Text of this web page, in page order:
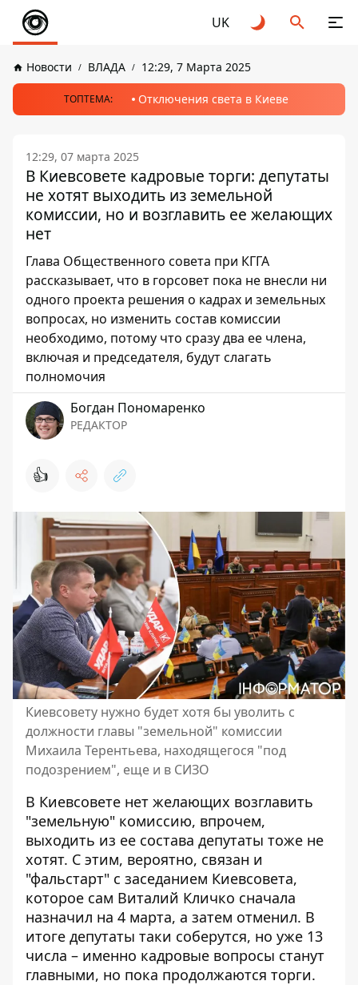
UK
Новости ВЛАДА 12:29, 7 Марта 2025
ТОПТЕМА: Отключения света в Киеве
12:29, 07 марта 2025
В Киевсовете кадровые торги: депутаты
не хотят выходить из земельной
комиссии, но и возглавить ее желающих
нет
Глава Общественного совета при КГГА
рассказывает, что в горсовет пока не внесли ни
одного проекта решения о кадрах и земельных
вопросах, но изменить состав комиссии
необходимо, потому что сразу два ее члена,
включая и председателя, будут слагать
полномочия
Богдан Пономаренко
РЕДАКТОР
👍
Киевсовету нужно будет хотя бы уволить с
должности главы "земельной" комиссии
Михаила Терентьева, находящегося "под
подозрением", еще и в СИЗО
В Киевсовете нет желающих возглавить
"земельную" комиссию, впрочем,
выходить из ее состава депутаты тоже не
хотят. С этим, вероятно, связан и
"фальстарт" с заседанием Киевсовета,
которое сам Виталий Кличко сначала
назначил на 4 марта, а затем отменил. В
итоге депутаты таки соберутся, но уже 13
числа – именно кадровые вопросы станут
главными, но пока продолжаются торги.